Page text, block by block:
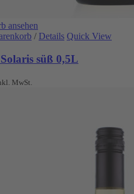
ansehen
/ Details Quick View
süß 0,5L
MwSt.